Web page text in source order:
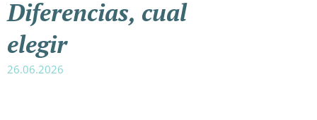
Diferencias, cual
elegir
26.06.2026